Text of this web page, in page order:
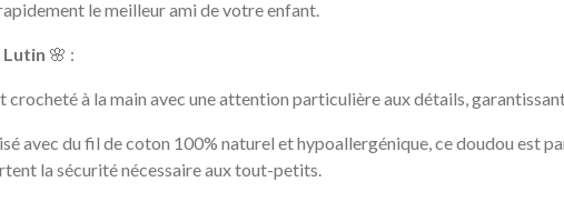
le meilleur ami de votre enfant.
🌸 :
crocheté à la main avec une attention particulière aux détails,
avec du fil de coton 100% naturel et hypoallergénique, ce doudou est
la sécurité nécessaire aux tout-petits.